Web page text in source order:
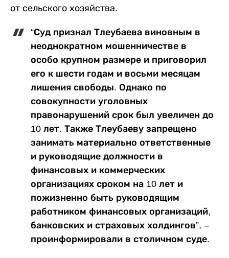
от сельского хозяйства.
“Суд признал Тлеубаева виновным в
неоднократном мошенничестве в
особо крупном размере и приговорил
его к шести годам и восьми месяцам
лишения свободы. Однако по
совокупности уголовных
правонарушений срок был увеличен до
10 лет. Также Тлеубаеву запрещено
занимать материально ответственные
и руководящие должности в
финансовых и коммерческих
организациях сроком на 10 лет и
пожизненно быть руководящим
работником финансовых организаций,
банковских и страховых холдингов”, –
проинформировали в столичном суде.